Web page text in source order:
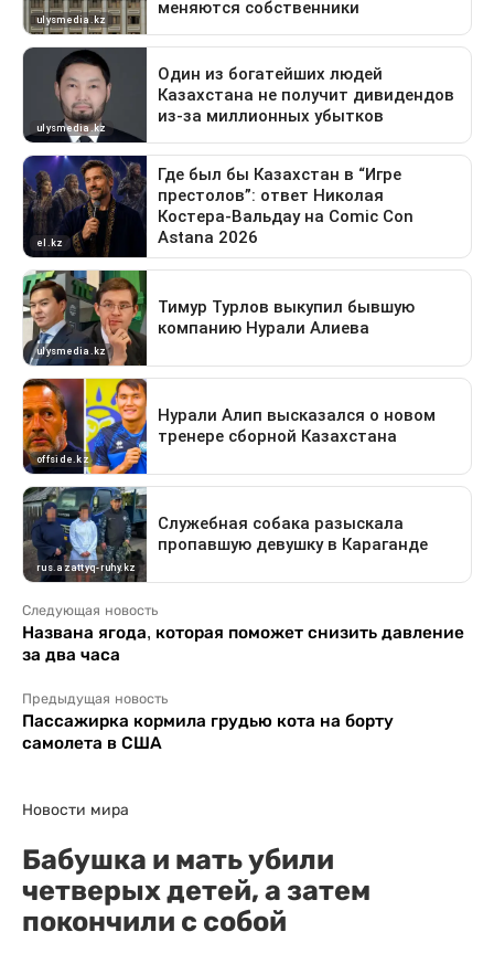
Следующая новость
Названа ягода, которая поможет снизить давление
за два часа
Предыдущая новость
Пассажирка кормила грудью кота на борту
самолета в США
Новости мира
Бабушка и мать убили
четверых детей, а затем
покончили с собой